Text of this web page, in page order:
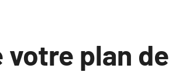
votre plan de